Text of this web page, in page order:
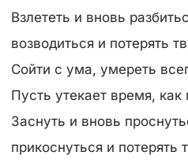
Взлететь и вновь
возводиться и потерять
Сойти с ума, умереть
Пусть утекает время,
Заснуть и вновь
прикоснуться и потерять